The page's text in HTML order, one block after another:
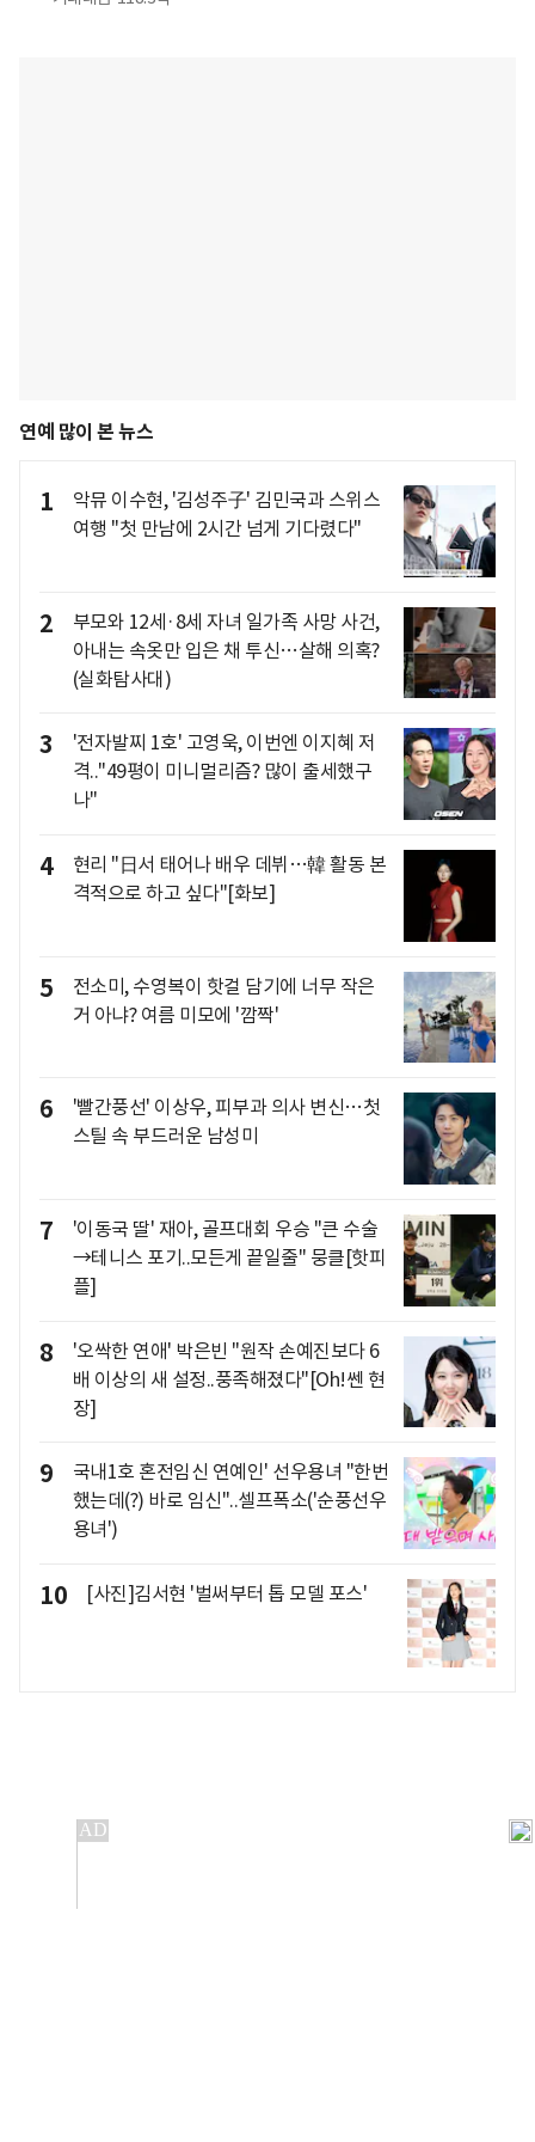
연예 많이 본 뉴스
1
악뮤 이수현, '김성주子' 김민국과 스위스
여행 "첫 만남에 2시간 넘게 기다렸다"
2
부모와 12세·8세 자녀 일가족 사망 사건,
아내는 속옷만 입은 채 투신…살해 의혹?
(실화탐사대)
3
'전자발찌 1호' 고영욱, 이번엔 이지혜 저
격.."49평이 미니멀리즘? 많이 출세했구
나"
4
현리 "日서 태어나 배우 데뷔…韓 활동 본
격적으로 하고 싶다"[화보]
5
전소미, 수영복이 핫걸 담기에 너무 작은
거 아냐? 여름 미모에 '깜짝'
6
'빨간풍선' 이상우, 피부과 의사 변신…첫
스틸 속 부드러운 남성미
7
'이동국 딸' 재아, 골프대회 우승 "큰 수술
→테니스 포기..모든게 끝일줄" 뭉클[핫피
플]
8
'오싹한 연애' 박은빈 "원작 손예진보다 6
배 이상의 새 설정..풍족해졌다"[Oh!쎈 현
장]
9
국내1호 혼전임신 연예인' 선우용녀 "한번
했는데(?) 바로 임신"..셀프폭소('순풍선우
용녀')
10 [사진]김서현 '벌써부터 톱 모델 포스'